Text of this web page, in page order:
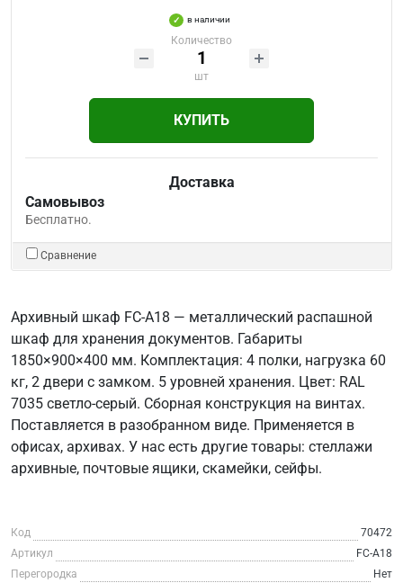
в наличии
Количество
шт
КУПИТЬ
Доставка
Самовывоз
Бесплатно.
Сравнение
Архивный шкаф FC-A18 — металлический распашной
шкаф для хранения документов. Габариты
1850×900×400 мм. Комплектация: 4 полки, нагрузка 60
кг, 2 двери с замком. 5 уровней хранения. Цвет: RAL
7035 светло-серый. Сборная конструкция на винтах.
Поставляется в разобранном виде. Применяется в
офисах, архивах. У нас есть другие товары: стеллажи
архивные, почтовые ящики, скамейки, сейфы.
Код
70472
Артикул
FC-A18
Перегородка
Нет